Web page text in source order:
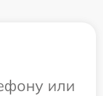
или